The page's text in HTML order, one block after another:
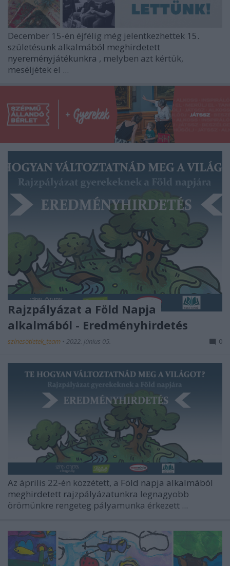
December 15-én éjfélig még jelentkezhettek 15.
születésunk alkalmából meghirdetett
nyereményjátékunkra , melyben azt kértük,
meséljétek el ...
Rajzpályázat a Föld Napja
alkalmából - Eredményhirdetés
színesötletek_team • 2022. június 05. 0
Az április 22-én közzétett, a Föld napja alkalmából
meghirdetett rajzpályázatunkra legnagyobb
örömünkre rengeteg pályamunka érkezett ...